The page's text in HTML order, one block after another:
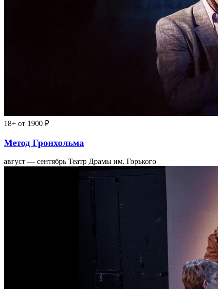
18+ от 1900 ₽
Метод Гронхольма
август — сентябрь Театр Драмы им. Горького